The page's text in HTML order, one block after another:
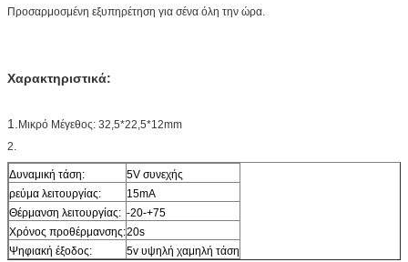
Προσαρμοσμένη εξυπηρέτηση για σένα όλη την ώρα.
Χαρακτηριστικά:
1. Μικρό Μέγεθος: 32,5*22,5*12mm
2.
Δυναμική τάση:
5V συνεχής
ρεύμα λειτουργίας:
15mA
Θέρμανση λειτουργίας: -20-+75
Χρόνος προθέρμανσης:20s
Ψηφιακή έξοδος:
5v υψηλή χαμηλή τάση